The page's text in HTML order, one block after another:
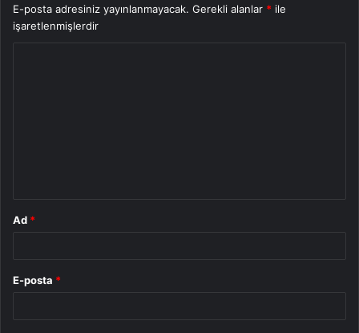
E-posta adresiniz yayınlanmayacak. Gerekli alanlar * ile
işaretlenmişlerdir
Ad *
E-posta *